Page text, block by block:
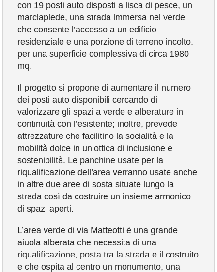
con 19 posti auto disposti a lisca di pesce, un
marciapiede, una strada immersa nel verde
che consente l’accesso a un edificio
residenziale e una porzione di terreno incolto,
per una superficie complessiva di circa 1980
mq.
Il progetto si propone di aumentare il numero
dei posti auto disponibili cercando di
valorizzare gli spazi a verde e alberature in
continuità con l’esistente; inoltre, prevede
attrezzature che facilitino la socialità e la
mobilità dolce in un’ottica di inclusione e
sostenibilità. Le panchine usate per la
riqualificazione dell’area verranno usate anche
in altre due aree di sosta situate lungo la
strada così da costruire un insieme armonico
di spazi aperti.
L’area verde di via Matteotti è una grande
aiuola alberata che necessita di una
riqualificazione, posta tra la strada e il costruito
e che ospita al centro un monumento, una